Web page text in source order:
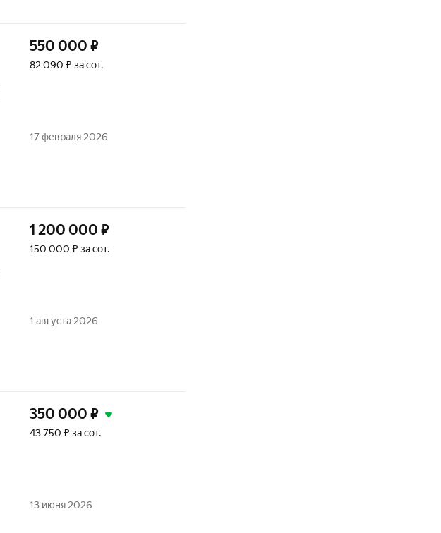
550 000 ₽
82 090 ₽ за сот.
17 февраля 2026
1 200 000 ₽
150 000 ₽ за сот.
1 августа 2026
350 000 ₽
43 750 ₽ за сот.
13 июня 2026